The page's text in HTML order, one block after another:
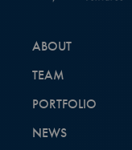
ABOUT
TEAM
PORTFOLIO
NEWS